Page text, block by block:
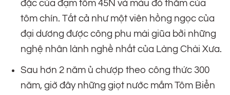
đặc của đạm tôm 45N và màu đỏ thắm của
tôm chín. Tất cả như một viên hồng ngọc của
đại dương được công phu mài giũa bởi những
nghệ nhân lành nghề nhất của Làng Chài Xưa.
Sau hơn 2 năm ủ chượp theo công thức 300
năm, giờ đây những giọt nước mắm Tôm Biển